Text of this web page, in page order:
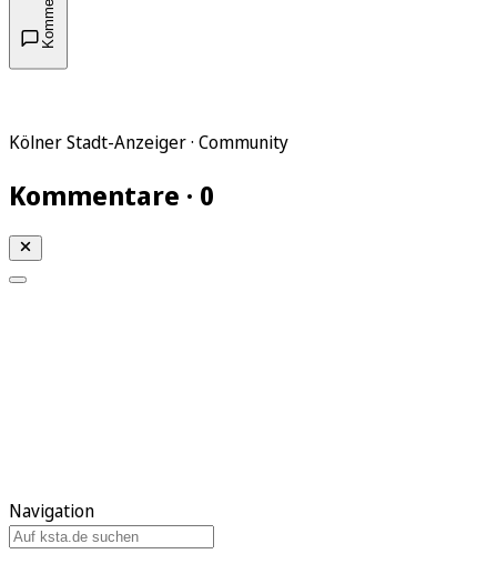
Kölner Stadt-Anzeiger · Community
Kommentare · 0
Navigation